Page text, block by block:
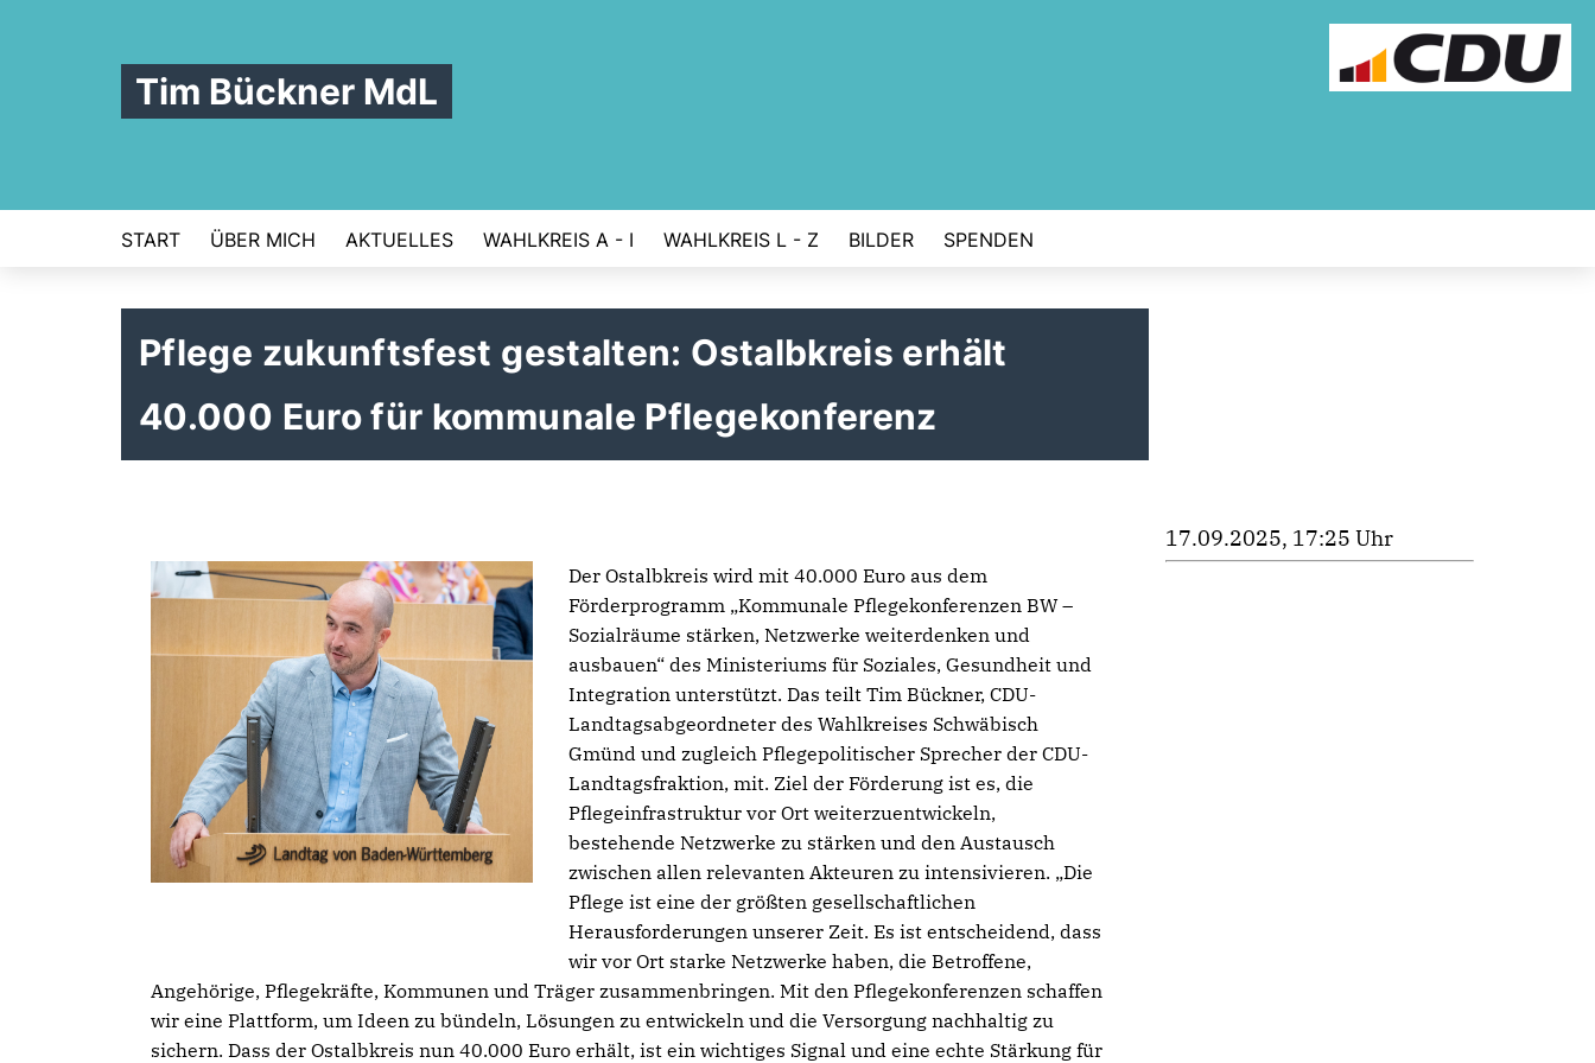
Tim Bückner MdL
START ÜBER MICH AKTUELLES WAHLKREIS A - I WAHLKREIS L - Z BILDER SPENDEN
Pflege zukunftsfest gestalten: Ostalbkreis erhält
40.000 Euro für kommunale Pflegekonferenz
Der Ostalbkreis wird mit 40.000 Euro aus dem
Förderprogramm „Kommunale Pflegekonferenzen BW –
Sozialräume stärken, Netzwerke weiterdenken und
ausbauen“ des Ministeriums für Soziales, Gesundheit und
Integration unterstützt. Das teilt Tim Bückner, CDU-
Landtagsabgeordneter des Wahlkreises Schwäbisch
Gmünd und zugleich Pflegepolitischer Sprecher der CDU-
Landtagsfraktion, mit. Ziel der Förderung ist es, die
Pflegeinfrastruktur vor Ort weiterzuentwickeln,
bestehende Netzwerke zu stärken und den Austausch
zwischen allen relevanten Akteuren zu intensivieren. „Die
Pflege ist eine der größten gesellschaftlichen
Herausforderungen unserer Zeit. Es ist entscheidend, dass
wir vor Ort starke Netzwerke haben, die Betroffene,
Angehörige, Pflegekräfte, Kommunen und Träger zusammenbringen. Mit den Pflegekonferenzen schaffen
wir eine Plattform, um Ideen zu bündeln, Lösungen zu entwickeln und die Versorgung nachhaltig zu
sichern. Dass der Ostalbkreis nun 40.000 Euro erhält, ist ein wichtiges Signal und eine echte Stärkung für
17.09.2025, 17:25 Uhr